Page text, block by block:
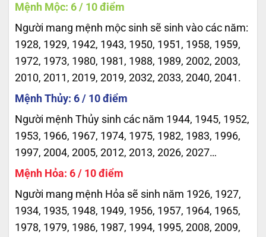
Mệnh Mộc: 6 / 10 điểm
Người mang mệnh mộc sinh sẽ sinh vào các năm:
1928, 1929, 1942, 1943, 1950, 1951, 1958, 1959,
1972, 1973, 1980, 1981, 1988, 1989, 2002, 2003,
2010, 2011, 2019, 2019, 2032, 2033, 2040, 2041.
Mệnh Thủy: 6 / 10 điểm
Người mệnh Thủy sinh các năm 1944, 1945, 1952,
1953, 1966, 1967, 1974, 1975, 1982, 1983, 1996,
1997, 2004, 2005, 2012, 2013, 2026, 2027…
Mệnh Hỏa: 6 / 10 điểm
Người mang mệnh Hỏa sẽ sinh năm 1926, 1927,
1934, 1935, 1948, 1949, 1956, 1957, 1964, 1965,
1978, 1979, 1986, 1987, 1994, 1995, 2008, 2009,